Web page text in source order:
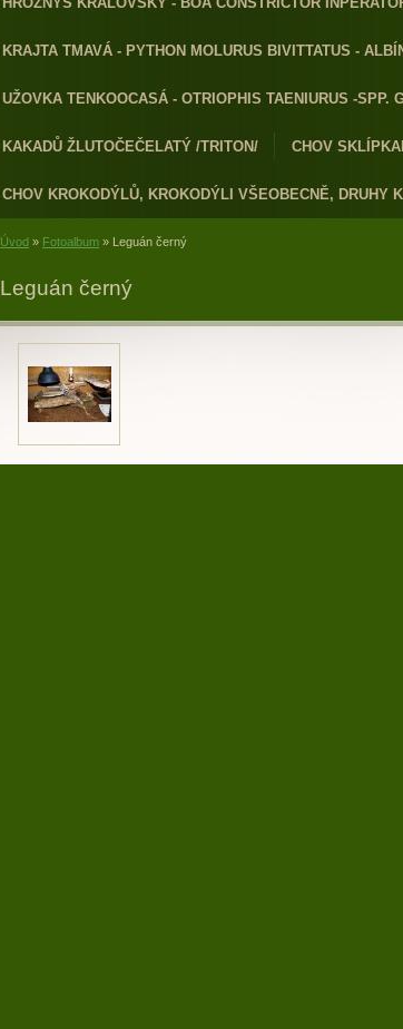
KRAJTA TMAVÁ - PYTHON MOLURUS BIVITTATUS -
UŽOVKA TENKOOCASÁ - OTRIOPHIS TAENIURUS -SPP.
KAKADŮ ŽLUTOČEČELATÝ /TRITON/ CHOV
CHOV KROKODÝLŮ, KROKODÝLI VŠEOBECNĚ, DRUHY
Úvod » Fotoalbum » Leguán černý
Leguán černý